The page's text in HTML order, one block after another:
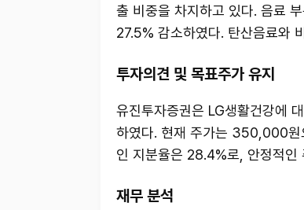
출 비중을 차지하고 있다. 음료
27.5% 감소하였다. 탄산음료와
투자의견 및 목표주가 유지
유진투자증권은 LG생활건강에
하였다. 현재 주가는 350,000
인 지분율은 28.4%로, 안정적인
재무 분석